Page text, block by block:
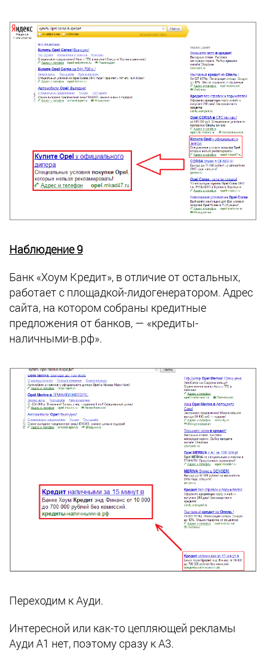
Наблюдение 9
Банк «Хоум Кредит», в отличие от остальных,
работает с площадкой-лидогенератором. Адрес
сайта, на котором собраны кредитные
предложения от банков, — «кредиты-
наличными-в.рф».
Переходим к Ауди.
Интересной или как-то цепляющей рекламы
Ауди А1 нет, поэтому сразу к А3.